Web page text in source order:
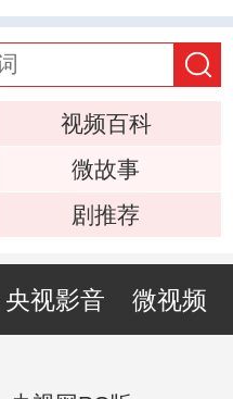
视频百科
微故事
剧推荐
央视影音 微视频